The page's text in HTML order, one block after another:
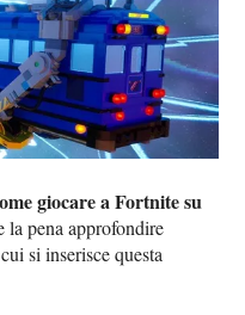
giocare a Fortnite su
la pena approfondire
si inserisce questa